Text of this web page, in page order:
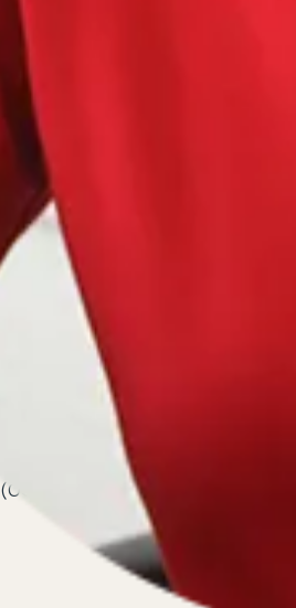
(ООО ЭЛКОМ, ИНН 6670334641,